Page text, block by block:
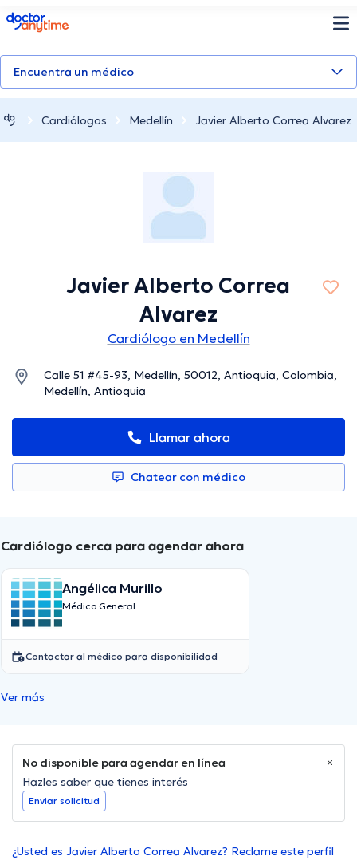
doctoranytime
Encuentra un médico
Cardiólogos Medellín Javier Alberto Correa Alvarez
Javier Alberto Correa
Alvarez
Cardiólogo en Medellín
Calle 51 #45-93, Medellín, 50012, Antioquia, Colombia,
Medellín, Antioquia
Llamar ahora
Chatear con médico
Cardiólogo cerca para agendar ahora
Angélica Murillo
Médico General
Contactar al médico para disponibilidad
Ver más
No disponible para agendar en línea
Hazles saber que tienes interés
Enviar solicitud
¿Usted es Javier Alberto Correa Alvarez? Reclame este perfil